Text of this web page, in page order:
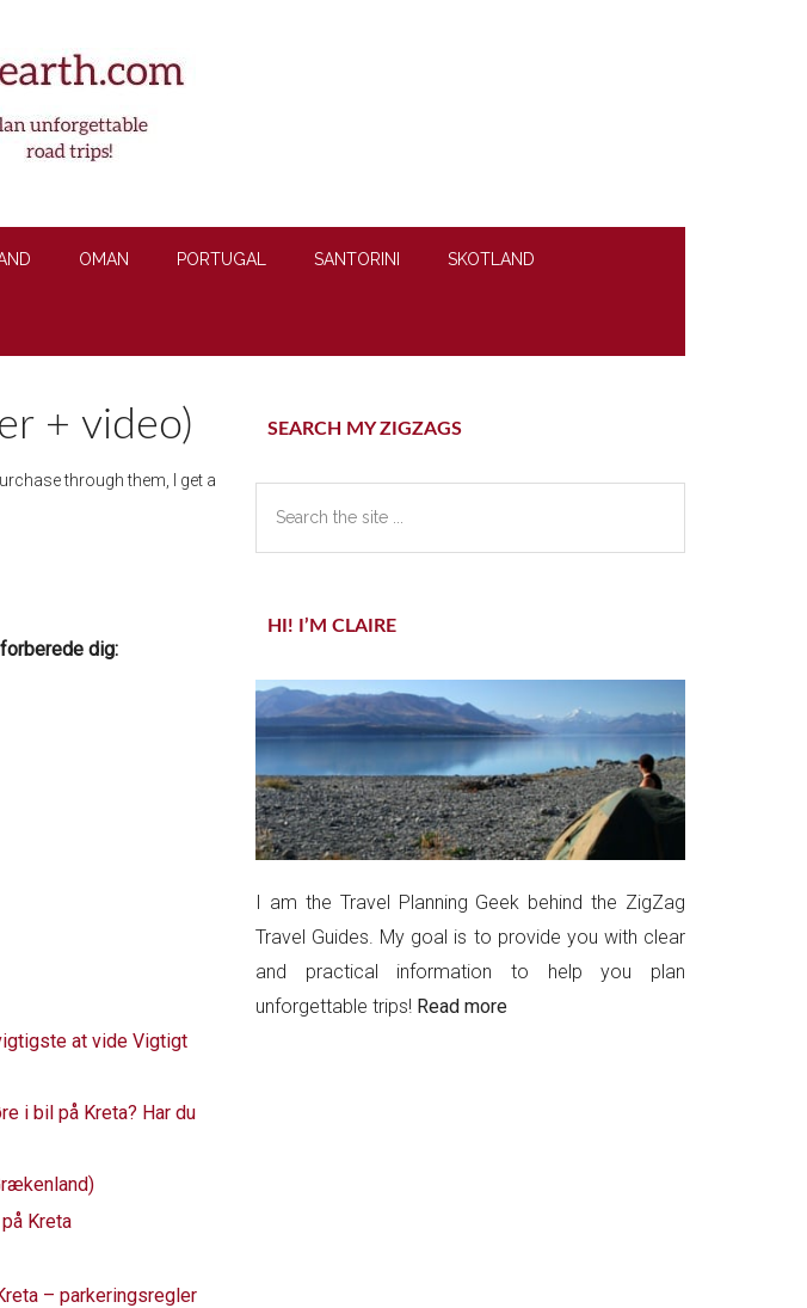
OMAN PORTUGAL SANTORINI SKOTLAND
+ video)
through them, I get a
dig:
at vide Vigtigt
i bil på Kreta? Har du
Kreta
– parkeringsregler
Primary
SEARCH MY ZIGZAGS
HI! I’M CLAIRE
I am the Travel Planning Geek behind the ZigZag
Travel Guides. My goal is to provide you with clear
and practical information to help you plan
unforgettable trips! Read more